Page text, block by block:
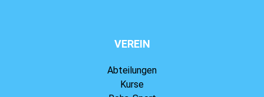
VEREIN
Abteilungen
Kurse